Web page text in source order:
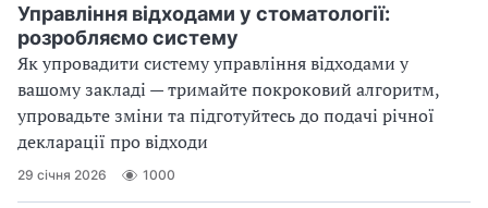
Управління відходами у стоматології:
розробляємо систему
Як упровадити систему управління відходами у
вашому закладі — тримайте покроковий алгоритм,
упровадьте зміни та підготуйтесь до подачі річної
декларації про відходи
29 січня 2026 1000